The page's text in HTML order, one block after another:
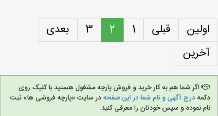
اولین قبلی 1
2
3
بعدی
آخرین
اگر شما هم به کار خرید و فروش پارچه مشغول هستید با کلیک روی
دکمهدرج آگهی و نام شما در این صفحهدر سایت «پارچه فروشی ها» ثبت
نام نموده و سپس خودتان را معرفی کنید.